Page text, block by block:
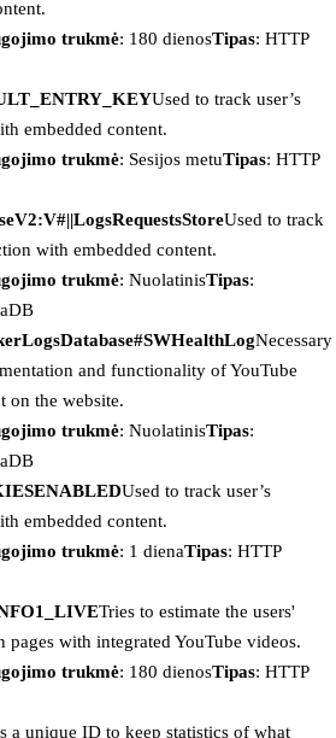
trukmė: 180 dienosTipas: HTTP
Used to track user’s
embedded content.
trukmė: Sesijos metuTipas: HTTP
Used to track
with embedded content.
trukmė: NuolatinisTipas:
Necessary
and functionality of YouTube
on the website.
trukmė: NuolatinisTipas:
Used to track user’s
embedded content.
trukmė: 1 dienaTipas: HTTP
Tries to estimate the users'
pages with integrated YouTube videos.
trukmė: 180 dienosTipas: HTTP
a unique ID to keep statistics of what